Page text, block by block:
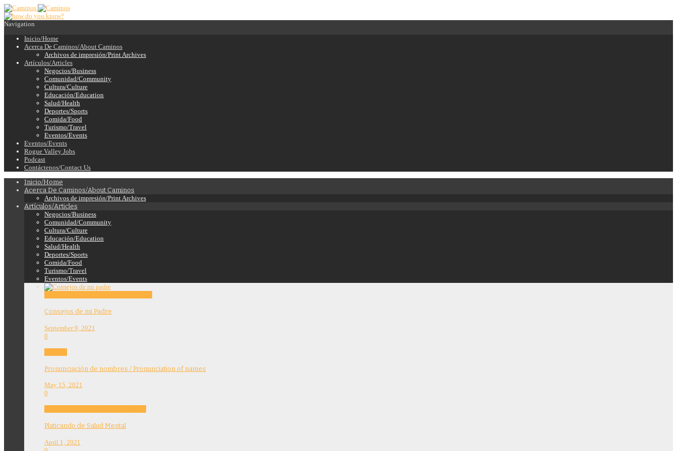
Navigation
Inicio/Home
Acerca De Caminos/About Caminos
Archivos de impresión/Print Archives
Artículos/Articles
Negocios/Business
Comunidad/Community
Cultura/Culture
Educación/Education
Salud/Health
Deportes/Sports
Comida/Food
Turismo/Travel
Eventos/Events
Eventos/Events
Rogue Valley Jobs
Podcast
Contáctenos/Contact Us
Inicio/Home
Acerca De Caminos/About Caminos
Archivos de impresión/Print Archives
Artículos/Articles
Negocios/Business
Comunidad/Community
Cultura/Culture
Educación/Education
Salud/Health
Deportes/Sports
Comida/Food
Turismo/Travel
Eventos/Events
Consejos de mi Padre
September 9, 2021
0
Pronunciación de nombres / Pronunciation of names
May 15, 2021
0
Platicando de Salud Mental
April 1, 2021